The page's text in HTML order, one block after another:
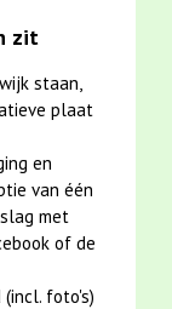
zit
staan,
plaat
en
van één
met
of de
foto's)